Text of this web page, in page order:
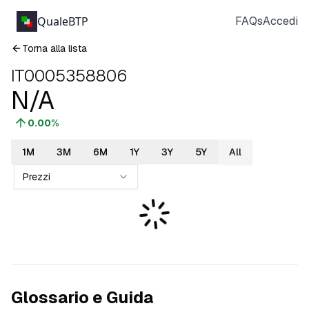
QualeBTP FAQsAccedi
Torna alla lista
IT0005358806
N/A
0.00%
1M 3M 6M 1Y 3Y 5Y
All
Prezzi
Glossario e Guida